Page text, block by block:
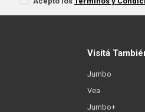
Visitá
Jumbo
Vea
Jumbo+